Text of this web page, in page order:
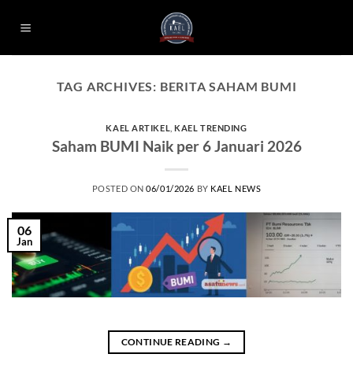
TAG ARCHIVES: BERITA SAHAM BUMI
KAEL ARTIKEL ,KAEL TRENDING
Saham BUMI Naik per 6 Januari 2026
POSTED ON06/01/2026 BY KAEL NEWS
06
Jan
CONTINUE READING →